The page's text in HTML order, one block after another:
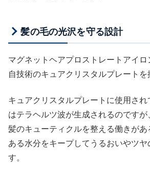
髪の毛の光沢を守る設計
マグネットヘアプロストレートアイ
自技術のキュアクリスタルプレートを
キュアクリスタルプレートに使用さ
はテラヘルツ波が生成されるのです
髪のキューティクルを整える働きがあ
ある水分をキープしてうるおいやツヤ
す。